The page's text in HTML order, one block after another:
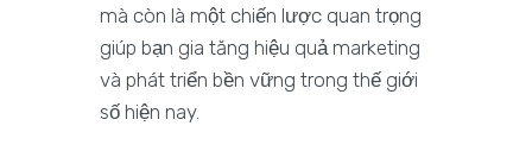
mà còn là một chiến lược quan trọng
giúp bạn gia tăng hiệu quả marketing
và phát triển bền vững trong thế giới
số hiện nay.